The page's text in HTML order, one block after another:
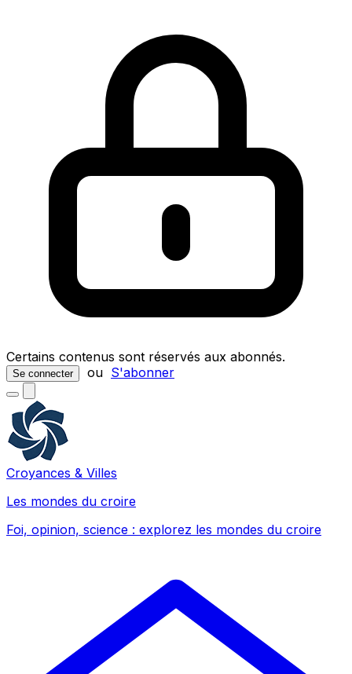
Certains contenus sont réservés aux abonnés.
Se connecter ou S'abonner
Croyances & Villes
Les mondes du croire
Foi, opinion, science : explorez les mondes du croire